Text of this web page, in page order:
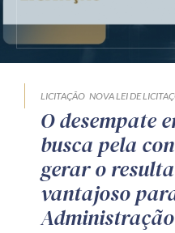
LICITAÇÃO NOVA LEI DE
O desempate
busca pela
gerar o
vantajoso
Administração